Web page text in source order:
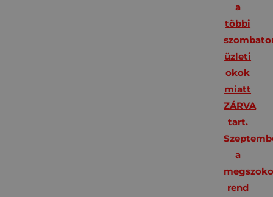
a
többi
üzleti
okok
miatt
ZÁRVA
tart.
a
rend